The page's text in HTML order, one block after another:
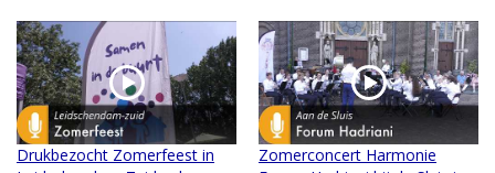
Drukbezocht Zomerfeest in
Zomerconcert Harmonie